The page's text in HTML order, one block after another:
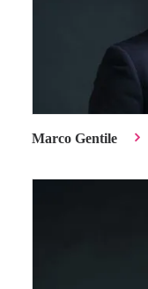
Marco Gentile